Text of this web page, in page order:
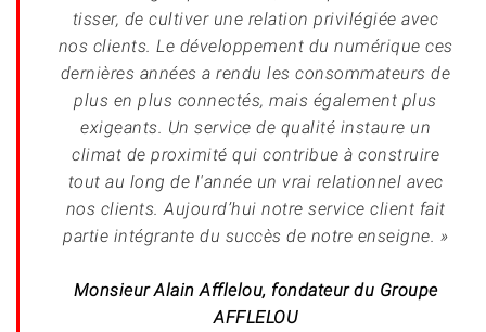
tisser, de cultiver une relation privilégiée avec
nos clients. Le développement du numérique ces
dernières années a rendu les consommateurs de
plus en plus connectés, mais également plus
exigeants. Un service de qualité instaure un
climat de proximité qui contribue à construire
tout au long de l'année un vrai relationnel avec
nos clients. Aujourd’hui notre service client fait
partie intégrante du succès de notre enseigne. »
Monsieur Alain Afflelou, fondateur du Groupe
AFFLELOU